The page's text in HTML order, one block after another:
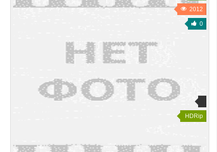
2012
0
HDRip